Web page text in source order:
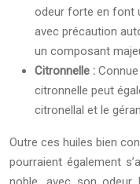
odeur forte en font
avec précaution
un composant
Citronnelle :
citronnelle peut
citronellal et le
Outre ces huiles bien
pourraient également